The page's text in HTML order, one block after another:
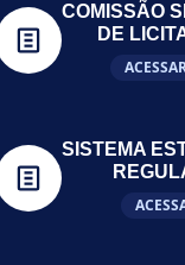
COMISSÃO
DE
SISTEMA